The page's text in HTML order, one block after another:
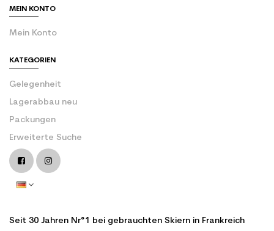
MEIN KONTO
Mein Konto
KATEGORIEN
Gelegenheit
Lagerabbau neu
Packungen
Erweiterte Suche
Seit 30 Jahren Nr°1 bei gebrauchten Skiern in Frankreich